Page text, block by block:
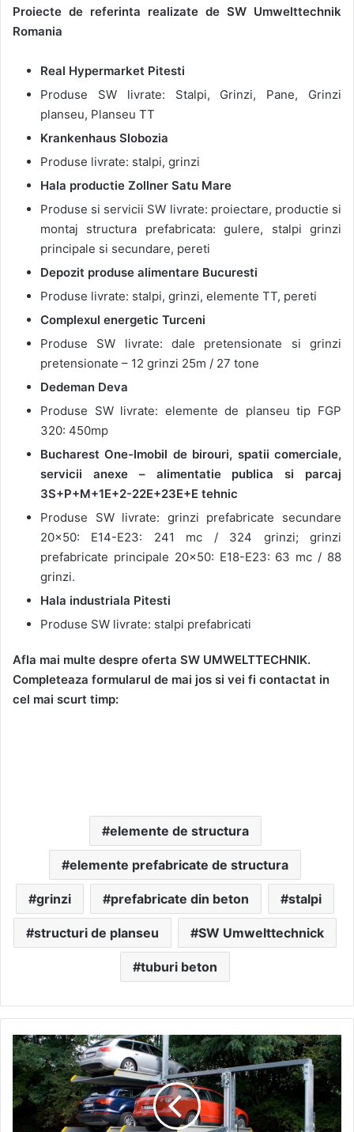
Proiecte de referinta realizate de SW Umwelttechnik
Romania
Real Hypermarket Pitesti
Produse SW livrate: Stalpi, Grinzi, Pane, Grinzi
planseu, Planseu TT
Krankenhaus Slobozia
Produse livrate: stalpi, grinzi
Hala productie Zollner Satu Mare
Produse si servicii SW livrate: proiectare, productie si
montaj structura prefabricata: gulere, stalpi grinzi
principale si secundare, pereti
Depozit produse alimentare Bucuresti
Produse livrate: stalpi, grinzi, elemente TT, pereti
Complexul energetic Turceni
Produse SW livrate: dale pretensionate si grinzi
pretensionate – 12 grinzi 25m / 27 tone
Dedeman Deva
Produse SW livrate: elemente de planseu tip FGP
320: 450mp
Bucharest One-Imobil de birouri, spatii comerciale,
servicii anexe – alimentatie publica si parcaj
3S+P+M+1E+2-22E+23E+E tehnic
Produse SW livrate: grinzi prefabricate secundare
20×50: E14-E23: 241 mc / 324 grinzi; grinzi
prefabricate principale 20×50: E18-E23: 63 mc / 88
grinzi.
Hala industriala Pitesti
Produse SW livrate: stalpi prefabricati
Afla mai multe despre oferta SW UMWELTTECHNIK.
Completeaza formularul de mai jos si vei fi contactat in
cel mai scurt timp:
elemente de structura
elemente prefabricate de structura
grinzi prefabricate din beton stalpi
structuri de planseu SW Umwelttechnick
tuburi beton
Afla
cum
poti
creste
numarul
locurilor